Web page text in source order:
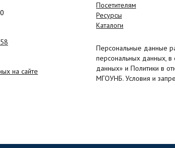
на сайте
Посетителям
Ресурсы
Каталоги
Персональные данные
персональных данных,
данных» и Политики в
МГОУНБ. Условия и